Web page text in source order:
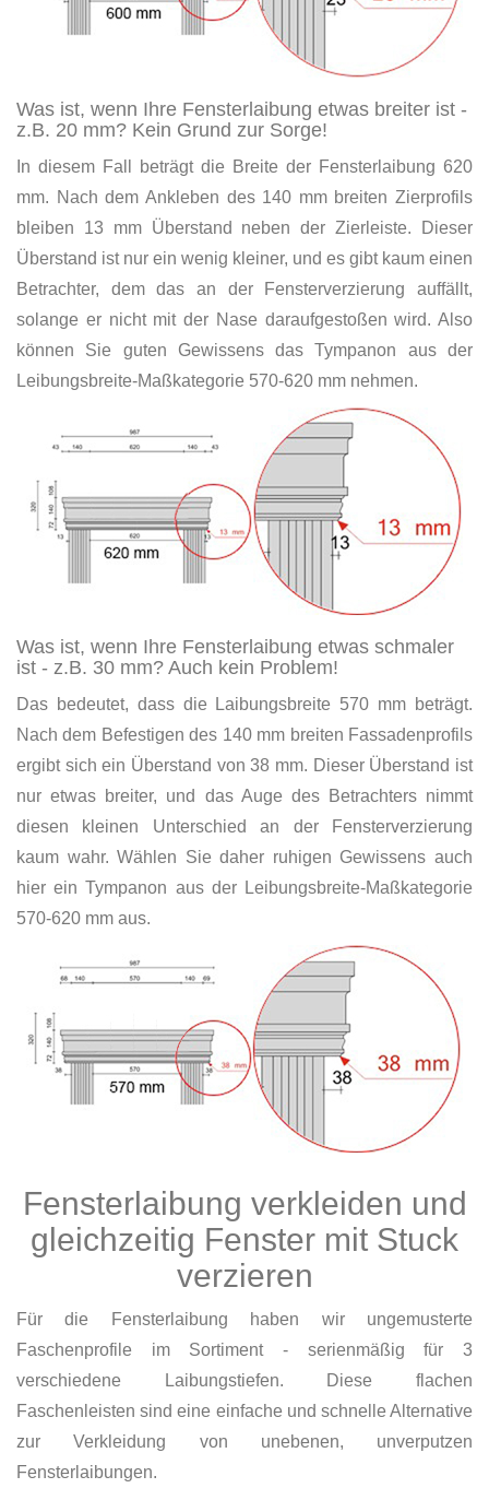
Was ist, wenn Ihre Fensterlaibung etwas breiter ist -
z.B. 20 mm? Kein Grund zur Sorge!
In diesem Fall beträgt die Breite der Fensterlaibung 620
mm. Nach dem Ankleben des 140 mm breiten Zierprofils
bleiben 13 mm Überstand neben der Zierleiste. Dieser
Überstand ist nur ein wenig kleiner, und es gibt kaum einen
Betrachter, dem das an der Fensterverzierung auffällt,
solange er nicht mit der Nase daraufgestoßen wird. Also
können Sie guten Gewissens das Tympanon aus der
Leibungsbreite-Maßkategorie 570-620 mm nehmen.
Was ist, wenn Ihre Fensterlaibung etwas schmaler
ist - z.B. 30 mm? Auch kein Problem!
Das bedeutet, dass die Laibungsbreite 570 mm beträgt.
Nach dem Befestigen des 140 mm breiten Fassadenprofils
ergibt sich ein Überstand von 38 mm. Dieser Überstand ist
nur etwas breiter, und das Auge des Betrachters nimmt
diesen kleinen Unterschied an der Fensterverzierung
kaum wahr. Wählen Sie daher ruhigen Gewissens auch
hier ein Tympanon aus der Leibungsbreite-Maßkategorie
570-620 mm aus.
Fensterlaibung verkleiden und
gleichzeitig Fenster mit Stuck
verzieren
Für die Fensterlaibung haben wir ungemusterte
Faschenprofile im Sortiment - serienmäßig für 3
verschiedene Laibungstiefen. Diese flachen
Faschenleisten sind eine einfache und schnelle Alternative
zur Verkleidung von unebenen, unverputzen
Fensterlaibungen.